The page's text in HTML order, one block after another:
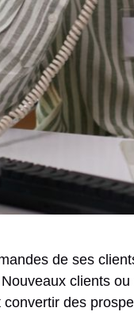
de ses
clients
des